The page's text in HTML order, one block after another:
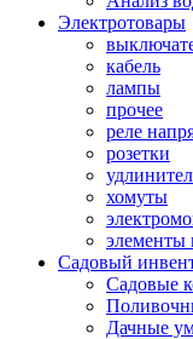
Электротовары
кабель
лампы
прочее
реле
розетки
хомуты
элементы
Садовый
Садовые
Дачные